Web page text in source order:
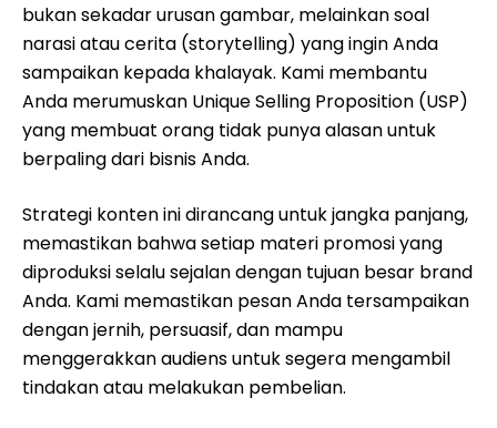
bukan sekadar urusan gambar, melainkan soal
narasi atau cerita (storytelling) yang ingin Anda
sampaikan kepada khalayak. Kami membantu
Anda merumuskan Unique Selling Proposition (USP)
yang membuat orang tidak punya alasan untuk
berpaling dari bisnis Anda.
Strategi konten ini dirancang untuk jangka panjang,
memastikan bahwa setiap materi promosi yang
diproduksi selalu sejalan dengan tujuan besar brand
Anda. Kami memastikan pesan Anda tersampaikan
dengan jernih, persuasif, dan mampu
menggerakkan audiens untuk segera mengambil
tindakan atau melakukan pembelian.